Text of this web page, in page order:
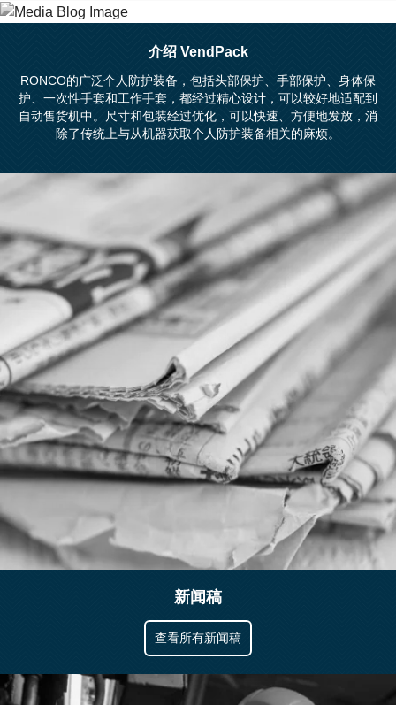
介绍 VendPack
RONCO的广泛个人防护装备，包括头部保护、手部保护、身体保
护、一次性手套和工作手套，都经过精心设计，可以较好地适配到
自动售货机中。尺寸和包装经过优化，可以快速、方便地发放，消
除了传统上与从机器获取个人防护装备相关的麻烦。
新闻稿
查看所有新闻稿